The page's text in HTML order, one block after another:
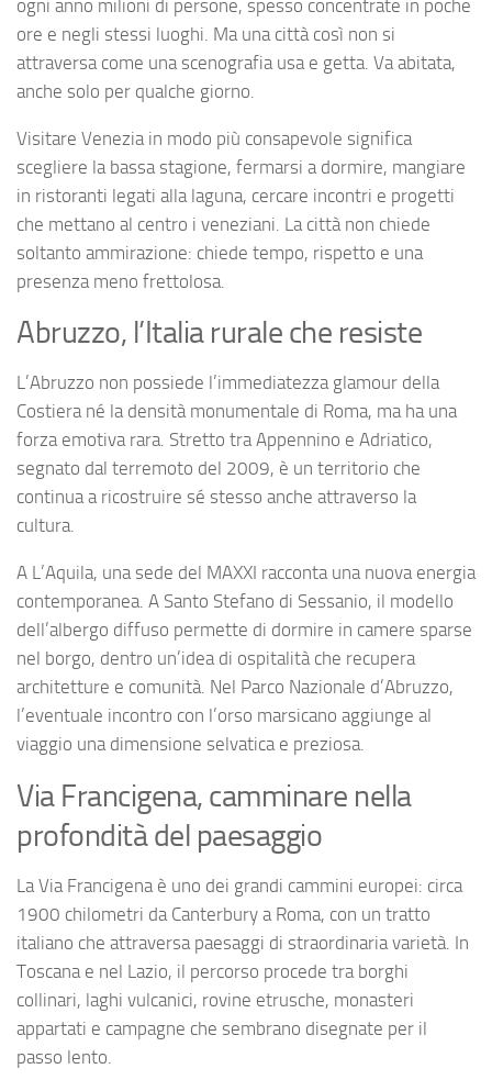
ogni anno milioni di persone, spesso concentrate in poche
ore e negli stessi luoghi. Ma una città così non si
attraversa come una scenografia usa e getta. Va abitata,
anche solo per qualche giorno.
Visitare Venezia in modo più consapevole significa
scegliere la bassa stagione, fermarsi a dormire, mangiare
in ristoranti legati alla laguna, cercare incontri e progetti
che mettano al centro i veneziani. La città non chiede
soltanto ammirazione: chiede tempo, rispetto e una
presenza meno frettolosa.
Abruzzo, l’Italia rurale che resiste
L’Abruzzo non possiede l’immediatezza glamour della
Costiera né la densità monumentale di Roma, ma ha una
forza emotiva rara. Stretto tra Appennino e Adriatico,
segnato dal terremoto del 2009, è un territorio che
continua a ricostruire sé stesso anche attraverso la
cultura.
A L’Aquila, una sede del MAXXI racconta una nuova energia
contemporanea. A Santo Stefano di Sessanio, il modello
dell’albergo diffuso permette di dormire in camere sparse
nel borgo, dentro un’idea di ospitalità che recupera
architetture e comunità. Nel Parco Nazionale d’Abruzzo,
l’eventuale incontro con l’orso marsicano aggiunge al
viaggio una dimensione selvatica e preziosa.
Via Francigena, camminare nella
profondità del paesaggio
La Via Francigena è uno dei grandi cammini europei: circa
1900 chilometri da Canterbury a Roma, con un tratto
italiano che attraversa paesaggi di straordinaria varietà. In
Toscana e nel Lazio, il percorso procede tra borghi
collinari, laghi vulcanici, rovine etrusche, monasteri
appartati e campagne che sembrano disegnate per il
passo lento.